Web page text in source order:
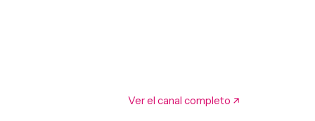
Ver el canal completo